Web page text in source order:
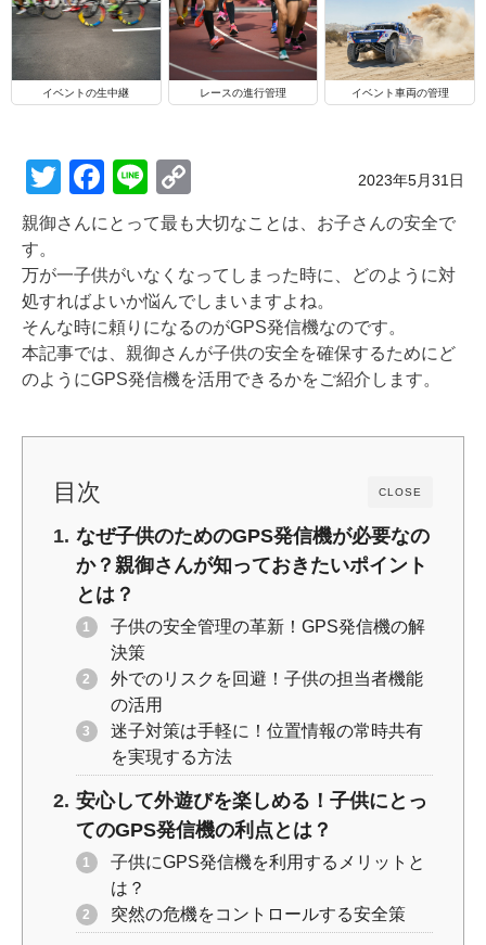
イベントの生中継 レースの進行管理 イベント車両の管理
2023年5月31日
T
wi
er
F
a
e
b
o
o
Li
n
o
y
Li
n
k
親御さんにとって最も大切なことは、お子さんの安全で
す。
万が一子供がいなくなってしまった時に、どのように対
処すればよいか悩んでしまいますよね。
そんな時に頼りになるのがGPS発信機なのです。
本記事では、親御さんが子供の安全を確保するためにど
のようにGPS発信機を活用できるかをご紹介します。
CLOSE
目次
なぜ子供のためのGPS発信機が必要なの
か？親御さんが知っておきたいポイント
とは？
子供の安全管理の革新！GPS発信機の解
決策
外でのリスクを回避！子供の担当者機能
の活用
迷子対策は手軽に！位置情報の常時共有
を実現する方法
安心して外遊びを楽しめる！子供にとっ
てのGPS発信機の利点とは？
子供にGPS発信機を利用するメリットと
は？
突然の危機をコントロールする安全策